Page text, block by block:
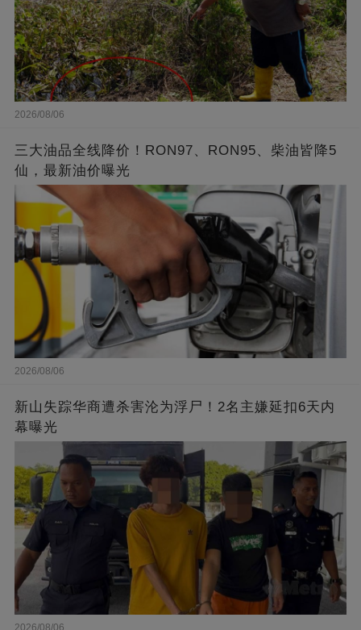
2026/08/06
三大油品全线降价！RON97、RON95、柴油皆降5
仙，最新油价曝光
2026/08/06
新山失踪华商遭杀害沦为浮尸！2名主嫌延扣6天内
幕曝光
2026/08/06